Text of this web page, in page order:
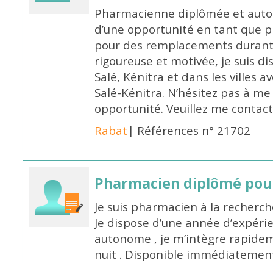
Pharmacienne diplômée et
d’une opportunité en tant que
pour des remplacements
rigoureuse et motivée, je suis
Salé, Kénitra et dans les villes
Salé-Kénitra. N’hésitez pas à
opportunité. Veuillez me
Rabat | Références n° 21702
Pharmacien diplômé
Je suis pharmacien à la
Je dispose d’une année
autonome , je m’intègre
nuit . Disponible